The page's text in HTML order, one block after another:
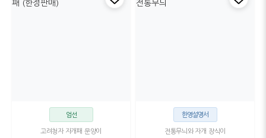
엄선
고려청자 자개패 문양이
한영설명서
전통무늬와 자개 장식이